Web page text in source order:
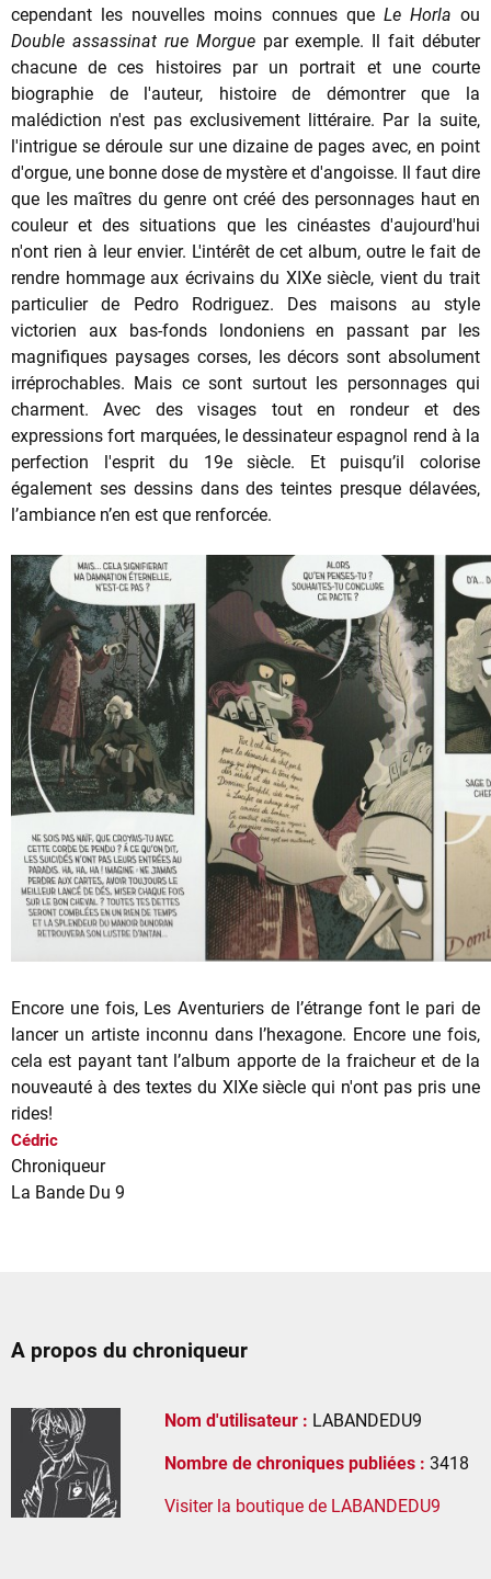
cependant les nouvelles moins connues que Le Horla ou
Double assassinat rue Morguepar exemple. Il fait débuter
chacune de ces histoires par un portrait et une courte
biographie de l'auteur, histoire de démontrer que la
malédiction n'est pas exclusivement littéraire. Par la suite,
l'intrigue se déroule sur une dizaine de pages avec, en point
d'orgue, une bonne dose de mystère et d'angoisse. Il faut dire
que les maîtres du genre ont créé des personnages haut en
couleur et des situations que les cinéastes d'aujourd'hui
n'ont rien à leur envier. L'intérêt de cet album, outre le fait de
rendre hommage aux écrivains du XIXe siècle, vient du trait
particulier de Pedro Rodriguez. Des maisons au style
victorien aux bas-fonds londoniens en passant par les
magnifiques paysages corses, les décors sont absolument
irréprochables. Mais ce sont surtout les personnages qui
charment. Avec des visages tout en rondeur et des
expressions fort marquées, le dessinateur espagnol rend à la
perfection l'esprit du 19e siècle. Et puisqu’il colorise
également ses dessins dans des teintes presque délavées,
l’ambiance n’en est que renforcée.
Encore une fois, Les Aventuriers de l’étrange font le pari de
lancer un artiste inconnu dans l’hexagone. Encore une fois,
cela est payant tant l’album apporte de la fraicheur et de la
nouveauté à des textes du XIXe siècle qui n'ont pas pris une
rides!
Cédric
Chroniqueur
La Bande Du 9
A propos du chroniqueur
Nom d'utilisateur : LABANDEDU9
Nombre de chroniques publiées : 3418
Visiter la boutique de LABANDEDU9